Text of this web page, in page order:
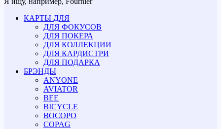
КАРТЫ ДЛЯ
ДЛЯ ФОКУСОВ
ДЛЯ ПОКЕРА
ДЛЯ КОЛЛЕКЦИИ
ДЛЯ КАРДИСТРИ
ДЛЯ ПОДАРКА
БРЭНДЫ
ANYONE
AVIATOR
BEE
BICYCLE
BOCOPO
COPAG